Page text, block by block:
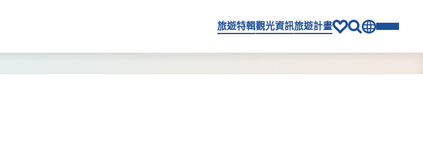
旅遊特輯觀光資訊旅遊計畫